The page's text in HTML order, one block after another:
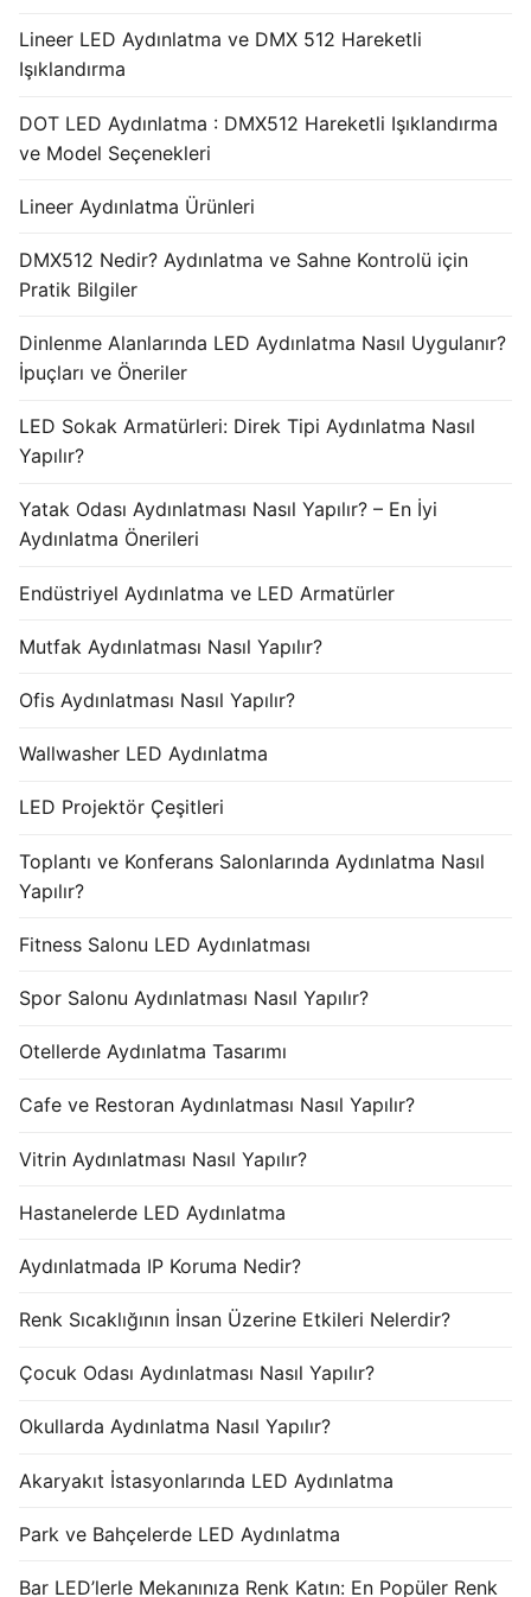
Lineer LED Aydınlatma ve DMX 512 Hareketli
Işıklandırma
DOT LED Aydınlatma : DMX512 Hareketli Işıklandırma
ve Model Seçenekleri
Lineer Aydınlatma Ürünleri
DMX512 Nedir? Aydınlatma ve Sahne Kontrolü için
Pratik Bilgiler
Dinlenme Alanlarında LED Aydınlatma Nasıl Uygulanır?
İpuçları ve Öneriler
LED Sokak Armatürleri: Direk Tipi Aydınlatma Nasıl
Yapılır?
Yatak Odası Aydınlatması Nasıl Yapılır? – En İyi
Aydınlatma Önerileri
Endüstriyel Aydınlatma ve LED Armatürler
Mutfak Aydınlatması Nasıl Yapılır?
Ofis Aydınlatması Nasıl Yapılır?
Wallwasher LED Aydınlatma
LED Projektör Çeşitleri
Toplantı ve Konferans Salonlarında Aydınlatma Nasıl
Yapılır?
Fitness Salonu LED Aydınlatması
Spor Salonu Aydınlatması Nasıl Yapılır?
Otellerde Aydınlatma Tasarımı
Cafe ve Restoran Aydınlatması Nasıl Yapılır?
Vitrin Aydınlatması Nasıl Yapılır?
Hastanelerde LED Aydınlatma
Aydınlatmada IP Koruma Nedir?
Renk Sıcaklığının İnsan Üzerine Etkileri Nelerdir?
Çocuk Odası Aydınlatması Nasıl Yapılır?
Okullarda Aydınlatma Nasıl Yapılır?
Akaryakıt İstasyonlarında LED Aydınlatma
Park ve Bahçelerde LED Aydınlatma
Bar LED’lerle Mekanınıza Renk Katın: En Popüler Renk